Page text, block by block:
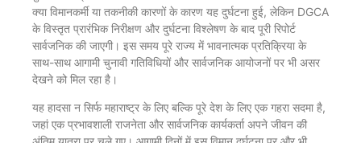
क्या विमानकर्मी या तकनीकी कारणों के कारण यह दुर्घटना हुई, लेकिन DGCA
के विस्तृत प्रारंभिक निरीक्षण और दुर्घटना विश्लेषण के बाद पूरी रिपोर्ट
सार्वजनिक की जाएगी। इस समय पूरे राज्य में भावनात्मक प्रतिक्रिया के
साथ-साथ आगामी चुनावी गतिविधियों और सार्वजनिक आयोजनों पर भी असर
देखने को मिल रहा है।
यह हादसा न सिर्फ महाराष्ट्र के लिए बल्कि पूरे देश के लिए एक गहरा सदमा है,
जहां एक प्रभावशाली राजनेता और सार्वजनिक कार्यकर्ता अपने जीवन की